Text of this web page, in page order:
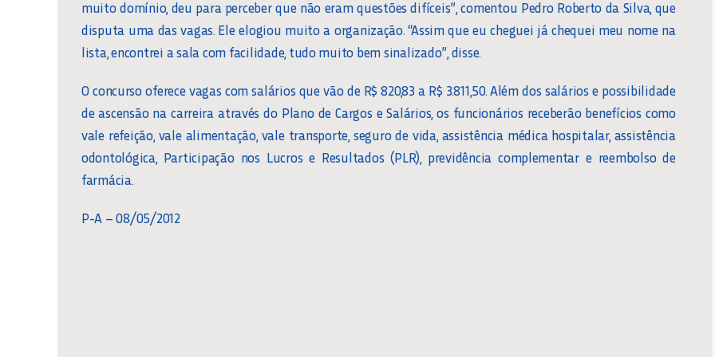
muito domínio, deu para perceber que não eram questões difíceis”, comentou Pedro Roberto da Silva, que
disputa uma das vagas. Ele elogiou muito a organização. “Assim que eu cheguei já chequei meu nome na
lista, encontrei a sala com facilidade, tudo muito bem sinalizado”, disse.
O concurso oferece vagas com salários que vão de R$ 820,83 a R$ 3.811,50. Além dos salários e possibilidade
de ascensão na carreira através do Plano de Cargos e Salários, os funcionários receberão benefícios como
vale refeição, vale alimentação, vale transporte, seguro de vida, assistência médica hospitalar, assistência
odontológica, Participação nos Lucros e Resultados (PLR), previdência complementar e reembolso de
farmácia.
P-A – 08/05/2012